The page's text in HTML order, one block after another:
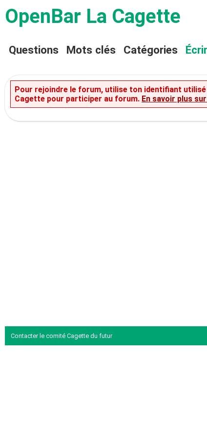
OpenBar La Cagette
Questions Mots clés Catégories
Pour rejoindre le forum, utilise ton identifiant
Cagette pour participer au forum. En savoir plus
Contacter le comité Cagette du futur